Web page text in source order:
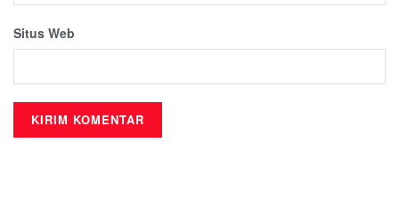
Situs Web